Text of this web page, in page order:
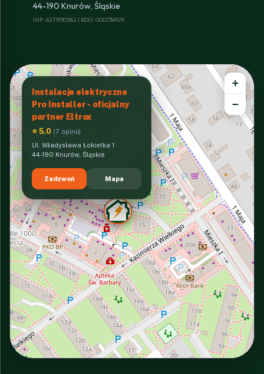
44-190 Knurów, Śląskie
NIP: 6271930582 | BDO: 000736929
Instalacje elektryczne
Pro Installer - oficjalny
partner Eltrox
⭐ 5.0 (7 opinii)
Ul. Władysława Łokietka 1
44-190 Knurów, Śląskie
Zadzwoń Mapa
+
−
INTERACTIVE VIEW